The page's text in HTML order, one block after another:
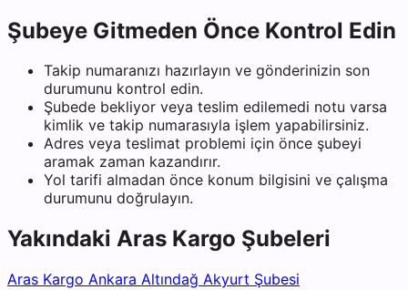
Şubeye Gitmeden Önce Kontrol Edin
Takip numaranızı hazırlayın ve gönderinizin son
durumunu kontrol edin.
Şubede bekliyor veya teslim edilemedi notu varsa
kimlik ve takip numarasıyla işlem yapabilirsiniz.
Adres veya teslimat problemi için önce şubeyi
aramak zaman kazandırır.
Yol tarifi almadan önce konum bilgisini ve çalışma
durumunu doğrulayın.
Yakındaki Aras Kargo Şubeleri
Aras Kargo Ankara Altındağ Akyurt Şubesi